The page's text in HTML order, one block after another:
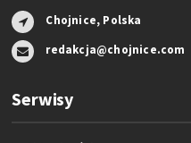
Chojnice, Polska
redakcja@chojnice.com
Serwisy